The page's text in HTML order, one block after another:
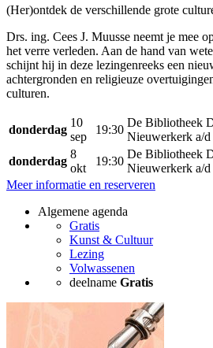
(Her)ontdek de verschillende grote
Drs. ing. Cees J. Muusse neemt je mee
het verre verleden. Aan de hand van
schijnt hij in deze lezingenreeks een
achtergronden en religieuze
culturen.
donderdag
10
sep
19:30
De Bibliotheek
Nieuwerkerk a/d
donderdag
8
okt
19:30
De Bibliotheek
Nieuwerkerk a/d
Meer informatie en reserveren
Algemene agenda
Gratis
Kunst & Cultuur
Lezing
Volwassenen
deelname Gratis